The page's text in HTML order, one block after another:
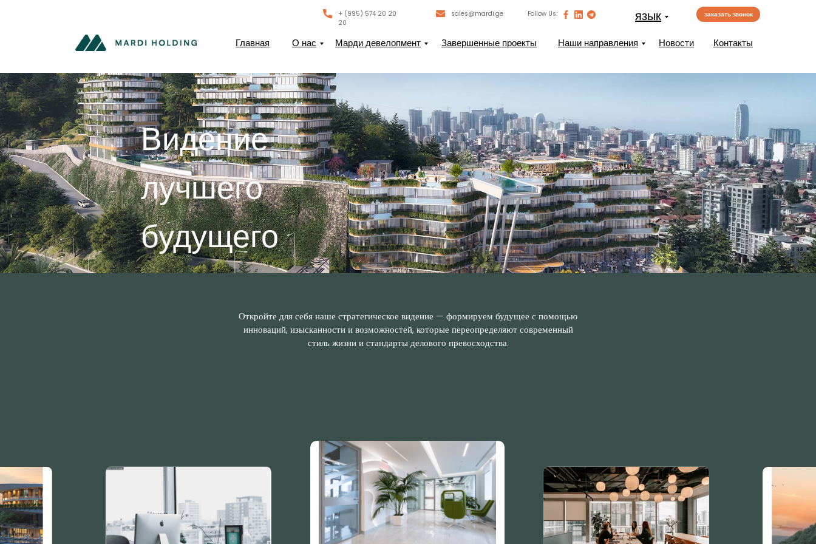
Главная О нас Марди девелопмент Завершенные проекты Наши направления Новости Контакты
язык
+ (995) 574 20 20
20
sales@mardi.ge Follow Us: заказать звонок
Видение
лучшего
будущего
Откройте для себя наше стратегическое видение — формируем будущее с помощью
инноваций, изысканности и возможностей, которые переопределяют современный
стиль жизни и стандарты делового превосходства.